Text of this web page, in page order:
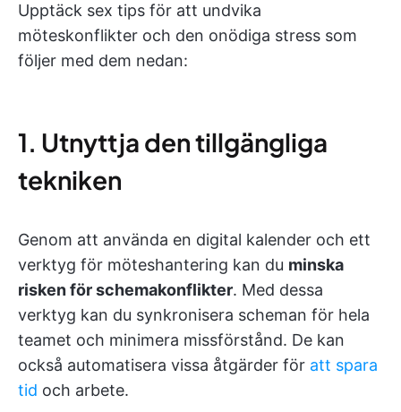
Upptäck sex tips för att undvika
möteskonflikter och den onödiga stress som
följer med dem nedan:
1. Utnyttja den tillgängliga
tekniken
Genom att använda en digital kalender och ett
verktyg för möteshantering kan du minska
risken för schemakonflikter. Med dessa
verktyg kan du synkronisera scheman för hela
teamet och minimera missförstånd. De kan
också automatisera vissa åtgärder för att spara
tid och arbete.